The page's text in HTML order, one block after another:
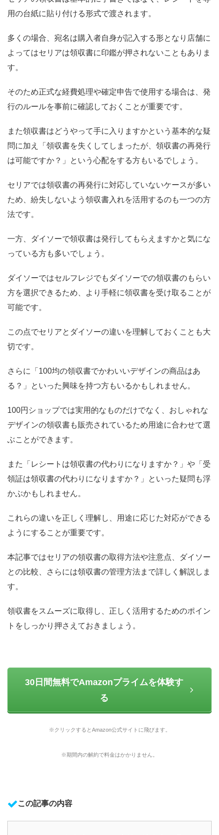
用の台紙に貼り付ける形式で渡されます。
多くの場合、宛名は購入者自身が記入する形となり店舗に
よってはセリアは領収書に印鑑が押されないこともありま
す。
そのため正式な経費処理や確定申告で使用する場合は、発
行のルールを事前に確認しておくことが重要です。
また領収書はどうやって手に入りますかという基本的な疑
問に加え「領収書を失くしてしまったが、領収書の再発行
は可能ですか？」という心配をする方もいるでしょう。
セリアでは領収書の再発行に対応していないケースが多い
ため、紛失しないよう領収書入れを活用するのも一つの方
法です。
一方、ダイソーで領収書は発行してもらえますかと気にな
っている方も多いでしょう。
ダイソーではセルフレジでもダイソーでの領収書のもらい
方を選択できるため、より手軽に領収書を受け取ることが
可能です。
この点でセリアとダイソーの違いを理解しておくことも大
切です。
さらに「100均の領収書でかわいいデザインの商品はあ
る？」といった興味を持つ方もいるかもしれません。
100円ショップでは実用的なものだけでなく、おしゃれな
デザインの領収書も販売されているため用途に合わせて選
ぶことができます。
また「レシートは領収書の代わりになりますか？」や「受
領証は領収書の代わりになりますか？」といった疑問も浮
かぶかもしれません。
これらの違いを正しく理解し、用途に応じた対応ができる
ようにすることが重要です。
本記事ではセリアの領収書の取得方法や注意点、ダイソー
との比較、さらには領収書の管理方法まで詳しく解説しま
す。
領収書をスムーズに取得し、正しく活用するためのポイン
トをしっかり押さえておきましょう。
30日間無料でAmazonプライムを体験す
る
※クリックするとAmazon公式サイトに飛びます。
※期間内の解約で料金はかかりません。
この記事の内容